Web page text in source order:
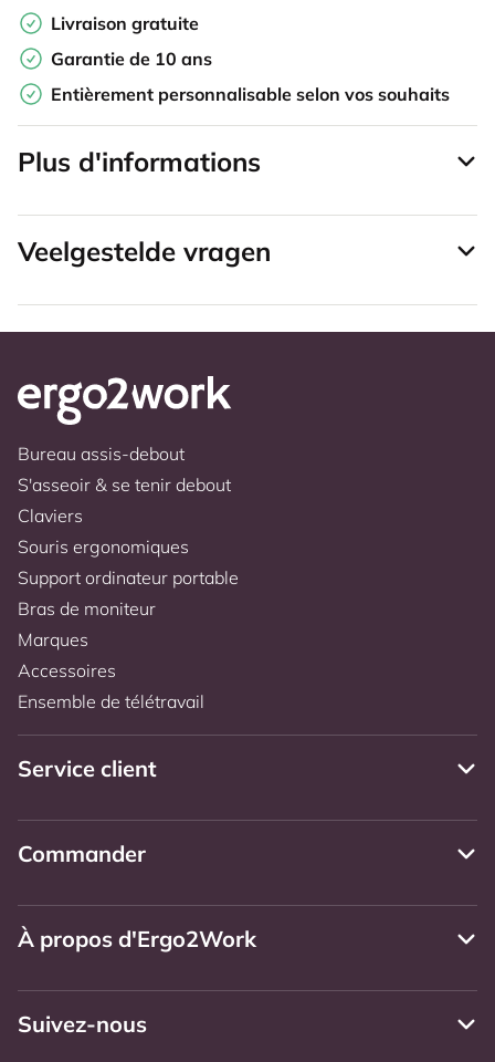
Livraison gratuite
Garantie de 10 ans
Entièrement personnalisable selon vos souhaits
Plus d'informations
Veelgestelde vragen
Bureau assis-debout
S'asseoir & se tenir debout
Claviers
Souris ergonomiques
Support ordinateur portable
Bras de moniteur
Marques
Accessoires
Ensemble de télétravail
Service client
Commander
À propos d'Ergo2Work
Suivez-nous